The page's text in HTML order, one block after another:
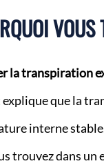
VOUS
la transpiration
que la
interne
trouvez dans